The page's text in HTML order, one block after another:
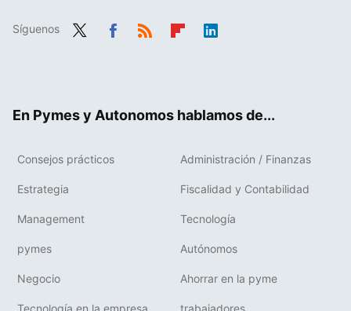
Síguenos
En Pymes y Autonomos hablamos de...
Consejos prácticos Administración / Finanzas
Estrategia Fiscalidad y Contabilidad
Management Tecnología
pymes Autónomos
Negocio Ahorrar en la pyme